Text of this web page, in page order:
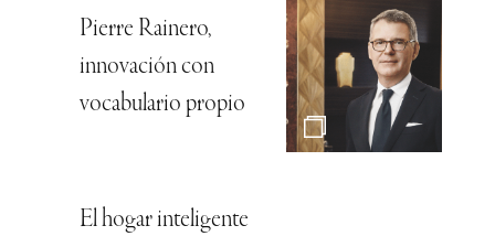
Pierre Rainero,
innovación con
vocabulario propio
El hogar inteligente